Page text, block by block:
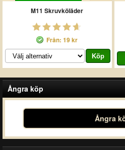
M11 Skruvköläder
Från: 19 kr
Ångra köp
Ångra